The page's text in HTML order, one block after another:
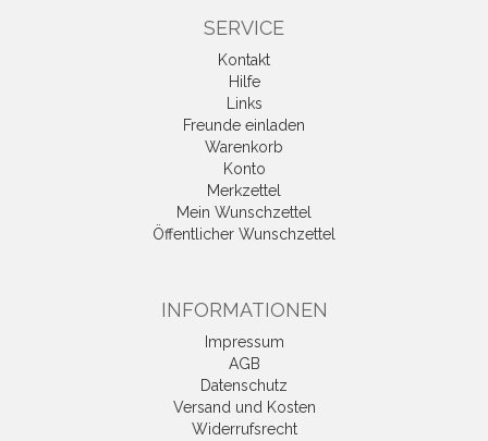
SERVICE
Kontakt
Hilfe
Links
Freunde einladen
Warenkorb
Konto
Merkzettel
Mein Wunschzettel
Öffentlicher Wunschzettel
INFORMATIONEN
Impressum
AGB
Datenschutz
Versand und Kosten
Widerrufsrecht